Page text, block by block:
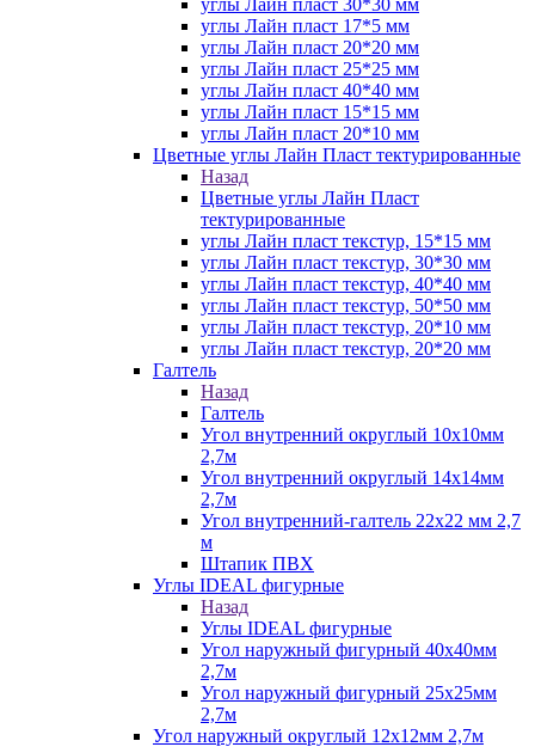
углы Лайн пласт 30*30 мм
углы Лайн пласт 17*5 мм
углы Лайн пласт 20*20 мм
углы Лайн пласт 25*25 мм
углы Лайн пласт 40*40 мм
углы Лайн пласт 15*15 мм
углы Лайн пласт 20*10 мм
Цветные углы Лайн Пласт тектурированные
Назад
Цветные углы Лайн Пласт
тектурированные
углы Лайн пласт текстур, 15*15 мм
углы Лайн пласт текстур, 30*30 мм
углы Лайн пласт текстур, 40*40 мм
углы Лайн пласт текстур, 50*50 мм
углы Лайн пласт текстур, 20*10 мм
углы Лайн пласт текстур, 20*20 мм
Галтель
Назад
Галтель
Угол внутренний округлый 10х10мм
2,7м
Угол внутренний округлый 14х14мм
2,7м
Угол внутренний-галтель 22х22 мм 2,7
м
Штапик ПВХ
Углы IDEAL фигурные
Назад
Углы IDEAL фигурные
Угол наружный фигурный 40х40мм
2,7м
Угол наружный фигурный 25х25мм
2,7м
Угол наружный округлый 12х12мм 2,7м